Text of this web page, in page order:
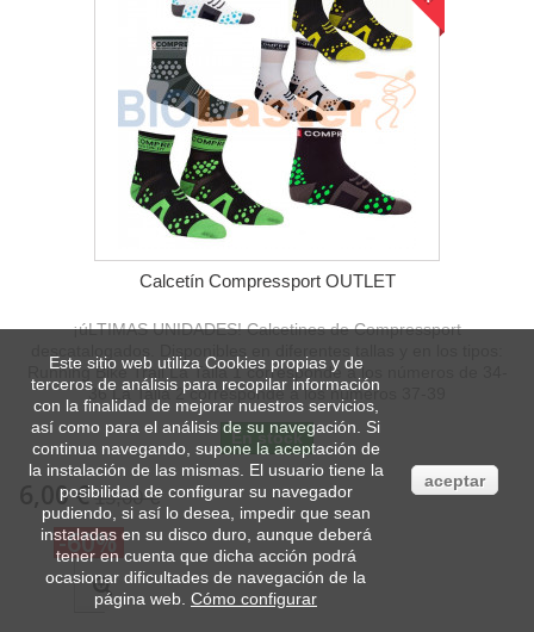
Calcetín Compressport OUTLET
¡úLTIMAS UNIDADES! Calcetines de Compressport
Running Bike Trail La Talla 1 corresponde a los números de 34-
36 La Talla 2 corresponde a los números 37-39
En stock
6,00 € 15,00 €
-60%
Este sitio web utiliza Cookies propias y de
terceros de análisis para recopilar información
con la finalidad de mejorar nuestros servicios,
así como para el análisis de su navegación. Si
continua navegando, supone la aceptación de
la instalación de las mismas. El usuario tiene la
posibilidad de configurar su navegador
pudiendo, si así lo desea, impedir que sean
instaladas en su disco duro, aunque deberá
tener en cuenta que dicha acción podrá
ocasionar dificultades de navegación de la
página web. Cómo configurar
aceptar